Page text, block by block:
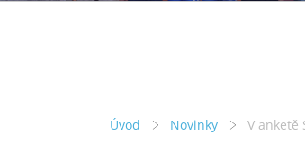
Úvod Novinky V anketě